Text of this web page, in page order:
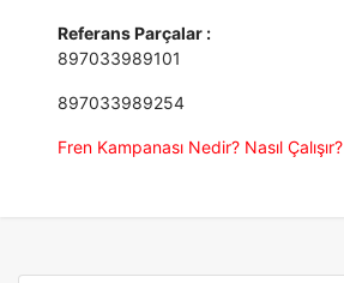
Referans Parçalar :
897033989101
897033989254
Fren Kampanası Nedir? Nasıl Çalışır?